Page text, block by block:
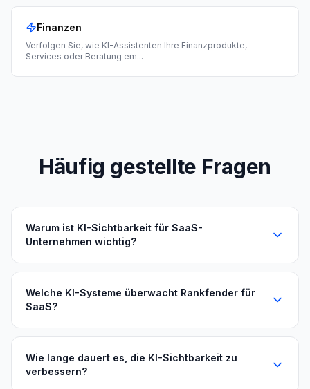
Finanzen
Verfolgen Sie, wie KI-Assistenten Ihre Finanzprodukte,
Services oder Beratung em...
Häufig gestellte Fragen
Warum ist KI-Sichtbarkeit für SaaS-
Unternehmen wichtig?
Welche KI-Systeme überwacht Rankfender für
SaaS?
Wie lange dauert es, die KI-Sichtbarkeit zu
verbessern?